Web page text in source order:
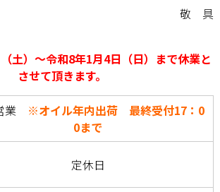
敬 具
土）〜令和8年1月4日（日）まで休業と
させて頂きます。
業 ※オイル年内出荷 最終受付17：0
0まで
定休日